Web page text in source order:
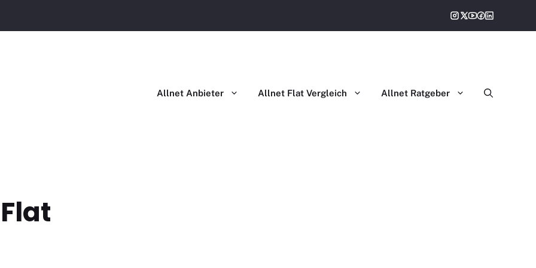
Allnet Anbieter Allnet Flat Vergleich Allnet Ratgeber